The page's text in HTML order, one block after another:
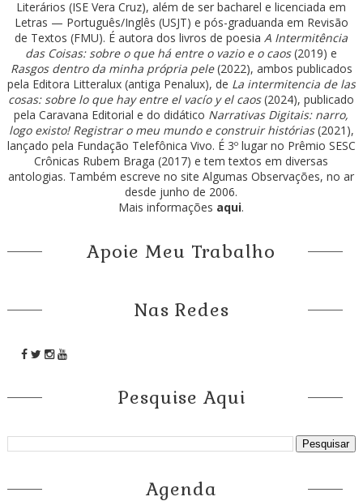
Literários (ISE Vera Cruz), além de ser bacharel e licenciada em
Letras — Português/Inglês (USJT) e pós-graduanda em Revisão
de Textos (FMU). É autora dos livros de poesiaA Intermitência
das Coisas: sobre o que há entre o vazio e o caos(2019) e
Rasgos dentro da minha própria pele(2022), ambos publicados
pela Editora Litteralux (antiga Penalux), de La intermitencia de las
cosas: sobre lo que hay entre el vacío y el caos(2024), publicado
pela Caravana Editorial e do didático Narrativas Digitais: narro,
logo existo! Registrar o meu mundo e construir histórias(2021),
lançado pela Fundação Telefônica Vivo. É 3º lugar no Prêmio SESC
Crônicas Rubem Braga (2017) e tem textos em diversas
antologias. Também escreve no site Algumas Observações, no ar
desde junho de 2006.
Mais informações aqui.
Apoie Meu Trabalho
Nas Redes
Pesquise Aqui
Agenda